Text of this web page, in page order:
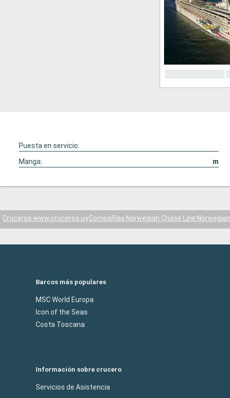
Puesta en servicio:
Manga:
m
Cruceros www.cruceros.uyCompañías Norwegian Cruise Line
Barcos más populares
MSC World Europa
Icon of the Seas
Costa Toscana
Información sobre crucero
Servicios de Asistencia